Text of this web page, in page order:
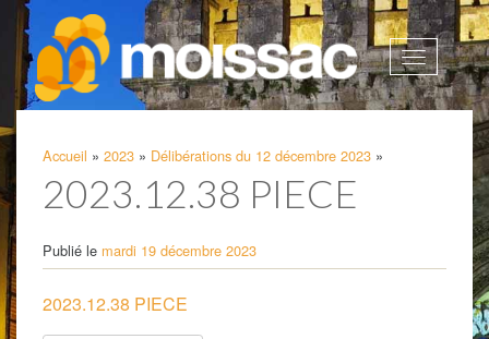
Afficher
la
Accueil » 2023 » Délibérations du 12 décembre 2023 »
2023.12.38 PIECE
Publié le mardi 19 décembre 2023
2023.12.38 PIECE